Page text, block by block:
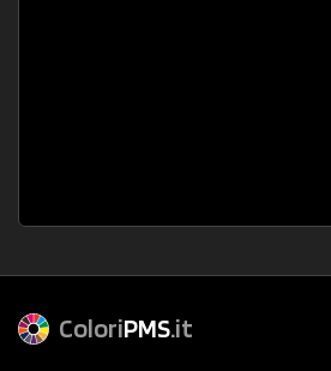
ColoriPMS.it